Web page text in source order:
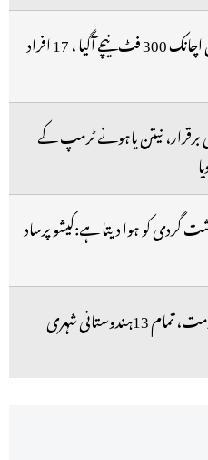
ایئر انڈیا کا طیارہ ہوا میں اچانک 300 فٹ نیچے آگیا ، 17 افراد
نیتن یاہونے ٹرمپ کے
گردی کو ہوا دیتا ہے:کیشو پرساد
تجارتی جہاز پر حملے کی مذمت، تمام 13ہندوستانی شہری